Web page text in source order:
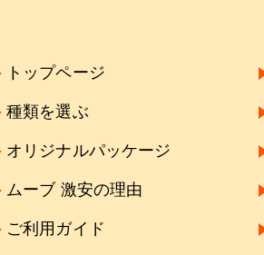
トップページ
種類を選ぶ
オリジナルパッケージ
ムーブ 激安の理由
ご利用ガイド